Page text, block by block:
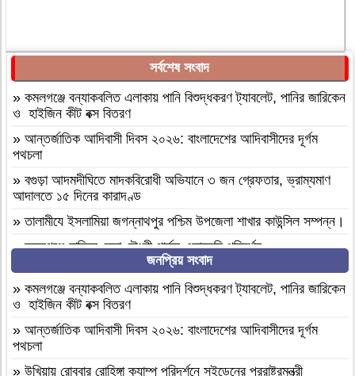
সর্বশেষ সংবাদ
» কমলগঞ্জে বন্যাকবলিত এলাকায় পানি বিশুদ্ধকরণ ট্যাবলেট, পানির জারিকেন
ও হাইজিন কীট বক্স বিতরণ
» আন্তর্জাতিক আদিবাসী দিবস ২০২৬: বাংলাদেশের আদিবাসীদের দূর্গম
পথচলা
» বগুড়া আদমদীঘিতে মাদকবিরোধী অভিযানে ৩ জন গ্রেফতার, ভ্রাম্যমাণ
আদালতে ১৫ দিনের কারাদণ্ড
»‎তালামীযে ইসলামিয়া জগন্নাথপুর পশ্চিম উপজেলা শাখার কাউন্সিল সম্পন্ন।
»কমলগঞ্জে হাবিবুন নেছা চৌধুরী গার্লস একাডেমি পরিদর্শন
»আসামীরা জামিনে মুক্ত; মামলা আপোষের প্রস্তাব; বাদীর পরিবারকে হুমকি-
ধামকিকমলগঞ্জে বহুল আলোচিত স্কুল শিক্ষিকা হত্যার অভিযোগপত্র দাখিল
»
কমলগঞ্জে নিরাপদ সড়ক চাই এর পরিচিতি সভা অনুষ্ঠিত
» শোক সংবাদ॥ রসমোহন সিংহ ॥
ফ্যাসিবাদবিরোধী সমন্বিত শক্তির ফল জুলাই আন্দোলন: রেদোয়ান মাজহারি
জনপ্রিয় সংবাদ
» কমলগঞ্জে বন্যাকবলিত এলাকায় পানি বিশুদ্ধকরণ ট্যাবলেট, পানির জারিকেন
ও হাইজিন কীট বক্স বিতরণ
» আন্তর্জাতিক আদিবাসী দিবস ২০২৬: বাংলাদেশের আদিবাসীদের দূর্গম
পথচলা
» উখিয়ায় রোববার রোহিঙ্গা ক্যাম্প পরিদর্শনে সুইডেনের পররাষ্ট্রমন্ত্রী